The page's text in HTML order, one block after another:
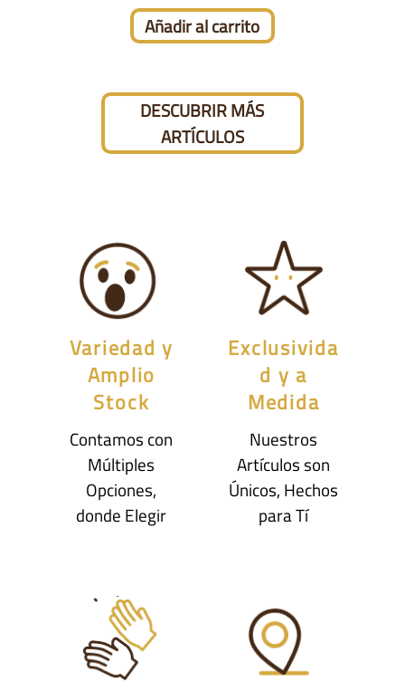
Añadir al carrito
DESCUBRIR MÁS
ARTÍCULOS
Variedad y
Amplio
Stock
Contamos con
Múltiples
Opciones,
donde Elegir
Exclusivida
d y a
Medida
Nuestros
Artículos son
Únicos, Hechos
para Tí